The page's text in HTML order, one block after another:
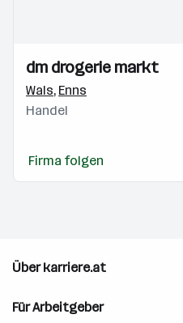
Videos
Einblicke
Einblicke
dm drogerie markt
Wals, Enns
Handel
Firma folgen
Über karriere.at
Für Arbeitgeber